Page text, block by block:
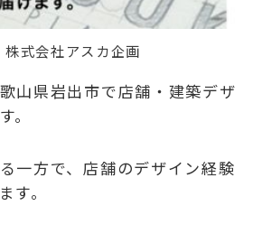
株式会社アスカ企画
山県岩出市で店舗・建築デザ
。
一方で、店舗のデザイン経験
す。